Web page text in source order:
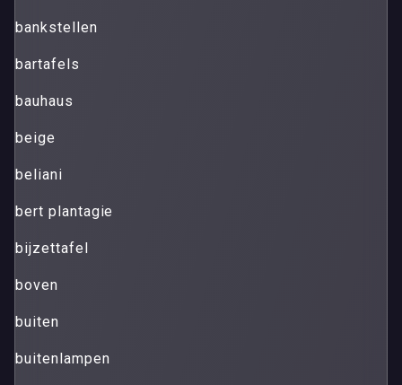
bankstellen
bartafels
bauhaus
beige
beliani
bert plantagie
bijzettafel
boven
buiten
buitenlampen